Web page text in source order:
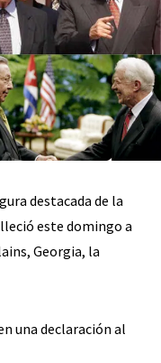
destacada de la
este domingo a
Georgia, la
una declaración al